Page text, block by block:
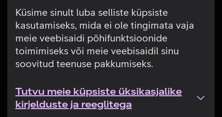
Küsime sinult luba selliste küpsiste
kasutamiseks, mida ei ole tingimata vaja
meie veebisaidi põhifunktsioonide
toimimiseks või meie veebisaidil sinu
soovitud teenuse pakkumiseks.
Tutvu meie küpsiste üksikasjalike
kirjelduste ja reeglitega
Tehniline viga